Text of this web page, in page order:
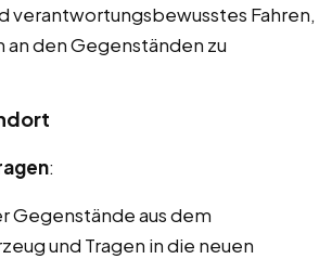
verantwortungsbewusstes Fahren,
an den Gegenständen zu
:
Gegenstände aus dem
und Tragen in die neuen